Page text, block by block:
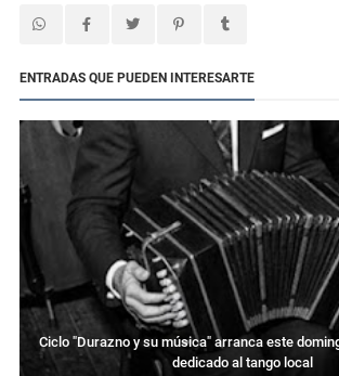
ENTRADAS QUE PUEDEN INTERESARTE
Ciclo "Durazno y su música" arranca este
dedicado al tango local